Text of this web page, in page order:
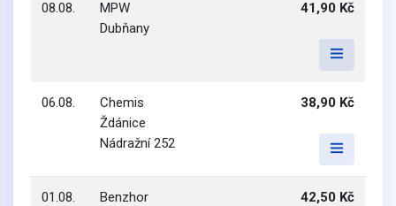
08.08.
MPW
Dubňany
41,90 Kč
06.08.
Chemis
Ždánice
Nádražní 252
38,90 Kč
01.08.
Benzhor
42,50 Kč